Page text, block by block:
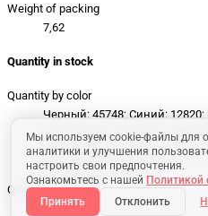
Мы используем cookie-файлы для
аналитики и улучшения
настроить свои предпочтения.
Ознакомьтесь с нашей Политикой
Принять
Отклонить
Weight of packing
7,62
Quantity in stock
Quantity by color
Черный: 45748; Синий:
Бирюзовый: 0; Фуксия: 2753;
369; Желтый: 0; Королевский
Французский Флот: 0;
Quantity in stock
69267